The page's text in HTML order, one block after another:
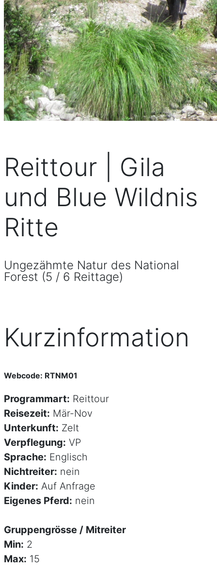
Reittour | Gila
und Blue Wildnis
Ritte
Ungezähmte Natur des National
Forest (5 / 6 Reittage)
Kurzinformation
Webcode: RTNM01
Programmart: Reittour
Reisezeit: Mär-Nov
Unterkunft: Zelt
Verpflegung: VP
Sprache: Englisch
Nichtreiter: nein
Kinder: Auf Anfrage
Eigenes Pferd: nein
Gruppengrösse / Mitreiter
Min: 2
Max: 15